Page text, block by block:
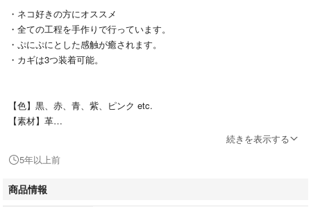
・ネコ好きの方にオススメ
・全ての工程を手作りで行っています。
・ぷにぷにとした感触が癒されます。
・カギは3つ装着可能。
【色】黒、赤、青、紫、ピンク etc.
【素材】革
※手作りのため個体差がありますのでご了承ください。
※その時によって在庫が異なります。購入される前にお問い合わせくださ
続きを表示する
5年以上前
商品情報